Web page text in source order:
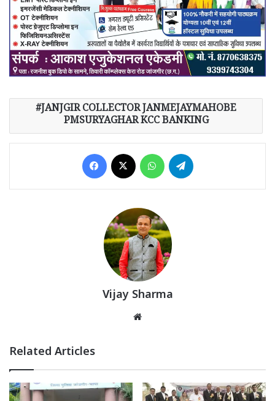
JANJGIR COLLECTOR JANMEJAYMAHOBE
PMSURYAGHAR KCC BANKING
Facebook WhatsApp
Vijay Sharma
Related Articles